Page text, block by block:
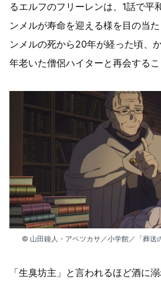
るエルフのフリーレンは、1話で平
ンメルが寿命を迎える様を目の当
ンメルの死から20年が経った頃、
年老いた僧侶ハイターと再会するこ
© 山田鐘人・アベツカサ／小学館／「葬送
「生臭坊主」と言われるほど酒に